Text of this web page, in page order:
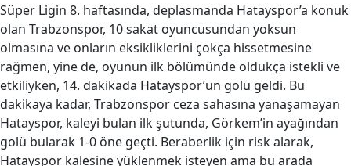
Süper Ligin 8. haftasında, deplasmanda Hatayspor’a konuk
olan Trabzonspor, 10 sakat oyuncusundan yoksun
olmasına ve onların eksikliklerini çokça hissetmesine
rağmen, yine de, oyunun ilk bölümünde oldukça istekli ve
etkiliyken, 14. dakikada Hatayspor’un golü geldi. Bu
dakikaya kadar, Trabzonspor ceza sahasına yanaşamayan
Hatayspor, kaleyi bulan ilk şutunda, Görkem’in ayağından
golü bularak 1-0 öne geçti. Beraberlik için risk alarak,
Hatayspor kalesine yüklenmek isteyen ama bu arada